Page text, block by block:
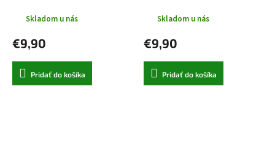
Skladom u nás
€9,90
Pridať do košíka
Skladom u nás
€9,90
Pridať do košíka